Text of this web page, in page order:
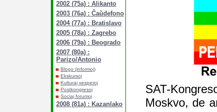
2002 (75a) : Alikanto
2003 (76a) : Ĉaŭdefono
2004 (77a) : Bratislavo
2005 (78a) : Zagrebo
2006 (79a) : Beogrado
2007 (80a) :
Parizo/Antonio
Blogo (informoj)
Ekskursoj
Kulturaj vesperoj
Postkongresoj
Sociaj forumoj
2008 (81a) : Kazanlako
SAT-
Moskvo, de